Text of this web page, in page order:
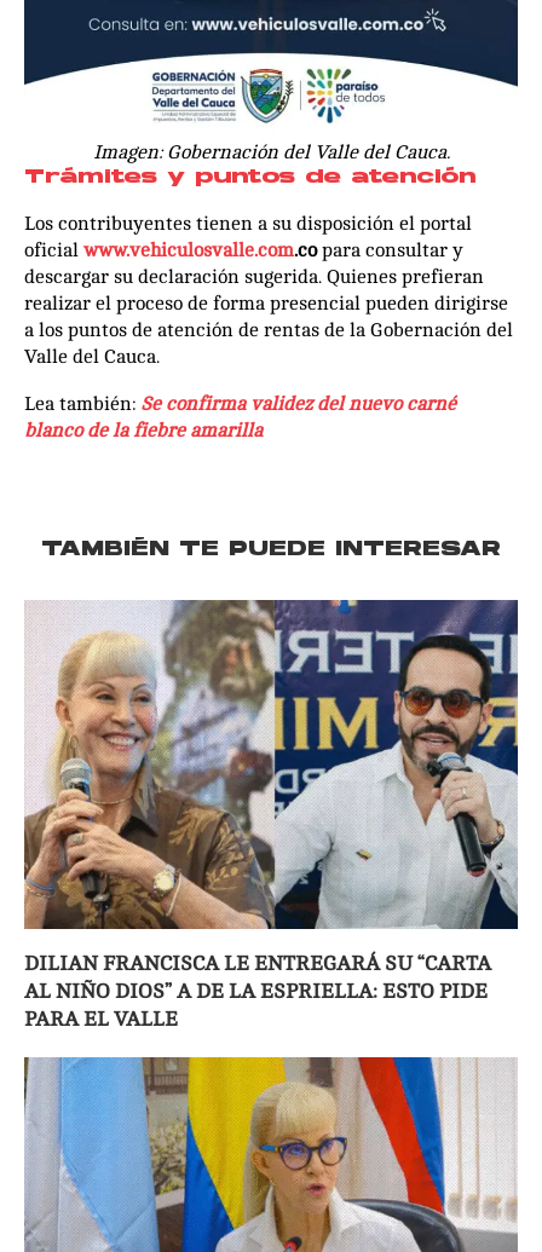
Imagen: Gobernación del Valle del Cauca.
Trámites y puntos de atención
Los contribuyentes tienen a su disposición el portal
oficial www.vehiculosvalle.com.copara consultar y
descargar su declaración sugerida. Quienes prefieran
realizar el proceso de forma presencial pueden dirigirse
a los puntos de atención de rentas de la Gobernación del
Valle del Cauca.
Lea también: Se confirma validez del nuevo carné
blanco de la fiebre amarilla
TAMBIÉN TE PUEDE INTERESAR
DILIAN FRANCISCA LE ENTREGARÁ SU “CARTA
AL NIÑO DIOS” A DE LA ESPRIELLA: ESTO PIDE
PARA EL VALLE